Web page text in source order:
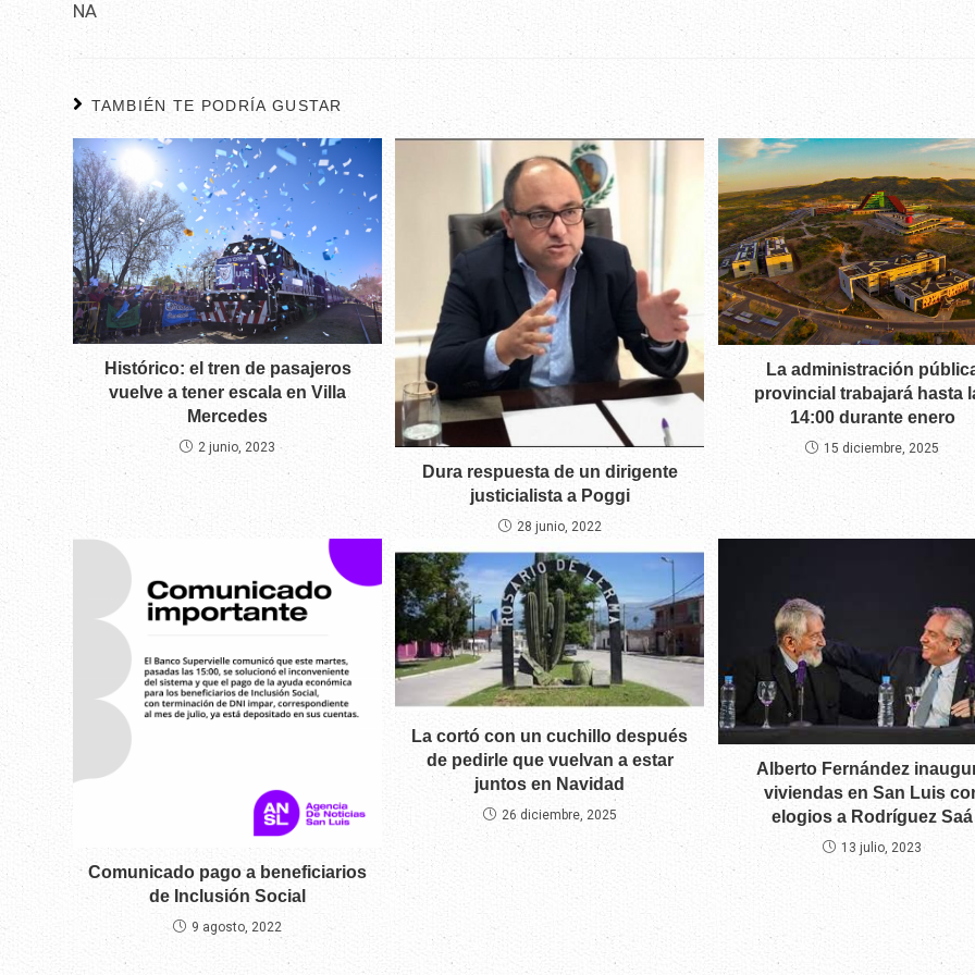
NA
TAMBIÉN TE PODRÍA GUSTAR
Histórico: el tren de pasajeros
vuelve a tener escala en Villa
Mercedes
2 junio, 2023
Dura respuesta de un dirigente
justicialista a Poggi
28 junio, 2022
La administración
provincial trabajará hasta
14:00 durante enero
15 diciembre, 2025
Comunicado pago a beneficiarios
de Inclusión Social
9 agosto, 2022
La cortó con un cuchillo después
de pedirle que vuelvan a estar
juntos en Navidad
26 diciembre, 2025
Alberto Fernández
viviendas en San Luis
elogios a Rodríguez Saá
13 julio, 2023